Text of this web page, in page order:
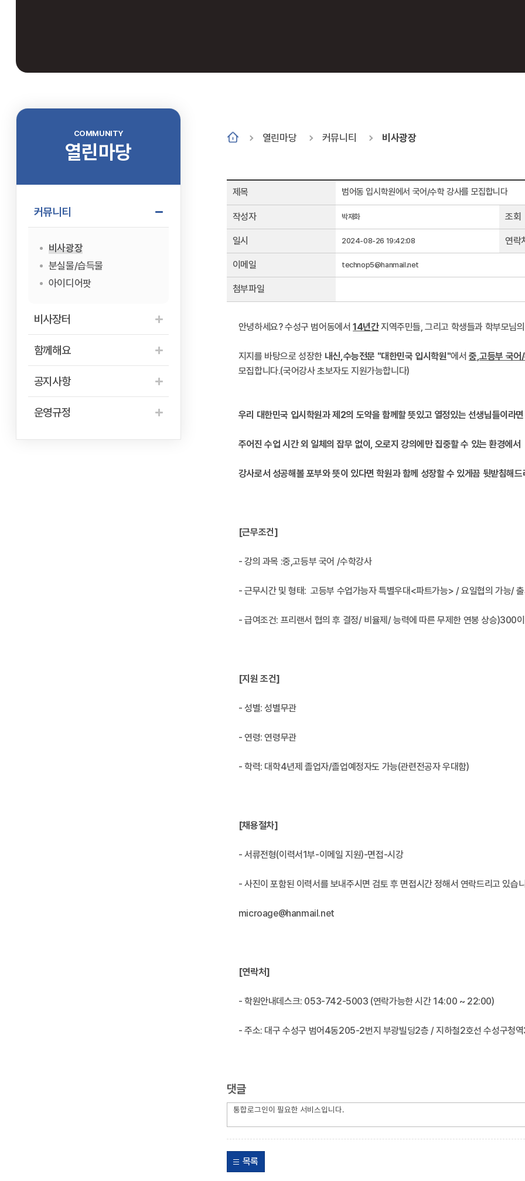
COMMUNITY
열린마당
커뮤니티
비사광장
분실물/습득물
아이디어팟
비사장터
함께해요
공지사항
운영규정
열린마당 커뮤니티 비사광장
제목 범어동 입시학원에서 국어/수학 강사를 모집합니다
작성자 박재화 조회
일시 2024-08-26 19:42:08 연락
이메일 technop5@hanmail.net
첨부파일
안녕하세요? 수성구 범어동에서14년간지역주민들, 그리고 학생들과 학부모님
지지를 바탕으로 성장한 내신,수능전문 "대한민국 입시학원"에서 중,고등부 국어
모집합니다.(국어강사 초보자도 지원가능합니다)
우리 대한민국 입시학원과 제2의 도약을 함께할 뜻있고 열정있는 선생님들이라
주어진 수업 시간 외 일체의 잡무 없이, 오로지 강의에만 집중할 수 있는 환경에서
강사로서 성공해볼 포부와 뜻이 있다면 학원과 함께 성장할 수 있게끔 뒷받침해
[근무조건]
- 강의 과목 :중,고등부 국어 /수학강사
- 근무시간 및 형태: 고등부 수업가능자 특별우대<파트가능> / 요일협의 가능/
- 급여조건: 프리랜서 협의 후 결정/ 비율제/ 능력에 따른 무제한 연봉 상승)300
[지원 조건]
- 성별: 성별무관
- 연령: 연령무관
- 학력: 대학4년제 졸업자/졸업예정자도 가능(관련전공자 우대함)
[채용절차]
- 서류전형(이력서1부-이메일 지원)-면접-시강
- 사진이 포함된 이력서를 보내주시면 검토 후 면접시간 정해서 연락드리고 있습
microage@hanmail.net
[연락처]
- 학원안내데스크: 053-742-5003 (연락가능한 시간 14:00 ~ 22:00)
- 주소: 대구 수성구 범어4동205-2번지 부광빌딩2층 / 지하철2호선 수성구청
댓글
목록